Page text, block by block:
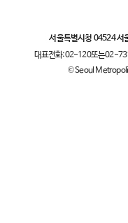
서울특별시청 04524 서
대표전화:02-120또는02-
© Seoul